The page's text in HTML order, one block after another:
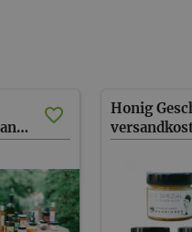
Überraschung inkl. Versand (AT)
Honig